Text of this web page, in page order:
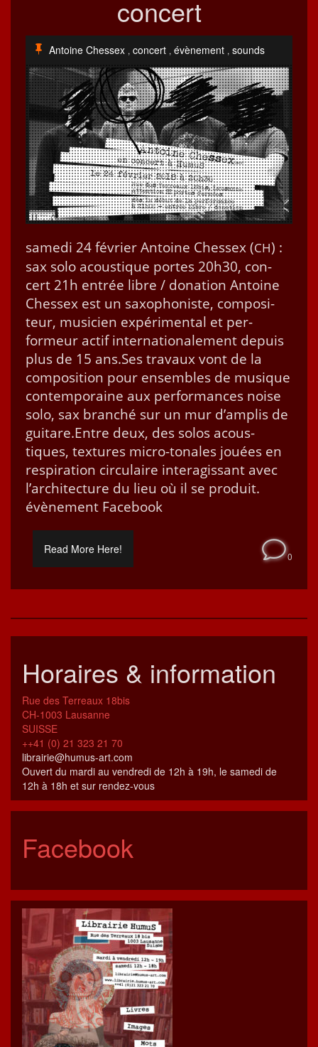
concert
Antoine Chessex , concert , évènement , sounds
same­di 24 févri­er Antoine Ches­sex (CH) :
sax solo acous­tique portes 20h30, con­
cert 21h entrée libre / dona­tion Antoine
Ches­sex est un sax­o­phon­iste, com­pos­i­
teur, musi­cien expéri­men­tal et per­
formeur act­if inter­na­tionale­ment depuis
plus de 15 ans.Ses travaux vont de la
com­po­si­tion pour ensem­bles de musique
con­tem­po­raine aux per­for­mances noise
solo, sax branché sur un mur d’am­plis de
gui­tare.Entre deux, des solos acous­
tiques, tex­tures micro-tonales jouées en
res­pi­ra­tion cir­cu­laire inter­agis­sant avec
l’ar­chi­tec­ture du lieu où il se pro­duit.
évène­ment Facebook
Read More Here!
0
Horaires & information
Rue des Terreaux 18bis
CH-1003 Lausanne
SUISSE
++41 (0) 21 323 21 70
librairie@humus-art.com
Ouvert du mardi au vendredi de 12h à 19h, le samedi de
12h à 18h et sur rendez-vous
Facebook